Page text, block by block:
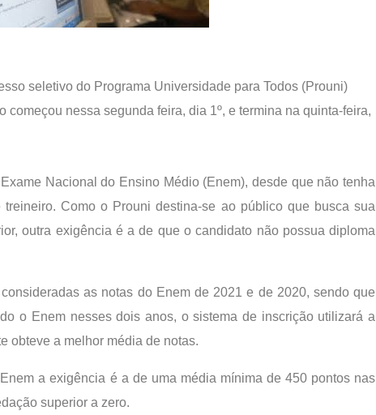
seletivo do Programa Universidade para Todos (Prouni)
começou nessa segunda feira, dia 1º, e termina na quinta-feira,
Nacional do Ensino Médio (Enem), desde que não tenha
Como o Prouni destina-se ao público que busca sua
outra exigência é a de que o candidato não possua diploma
as notas do Enem de 2021 e de 2020, sendo que
o Enem nesses dois anos, o sistema de inscrição utilizará a
obteve a melhor média de notas.
a exigência é a de uma média mínima de 450 pontos nas
superior a zero.